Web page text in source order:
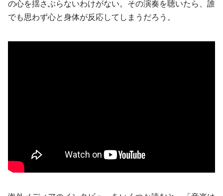
の心を揺さぶらないわけがない。その演奏を聴いたら、誰
でも思わず心と身体が反応してしまうだろう。